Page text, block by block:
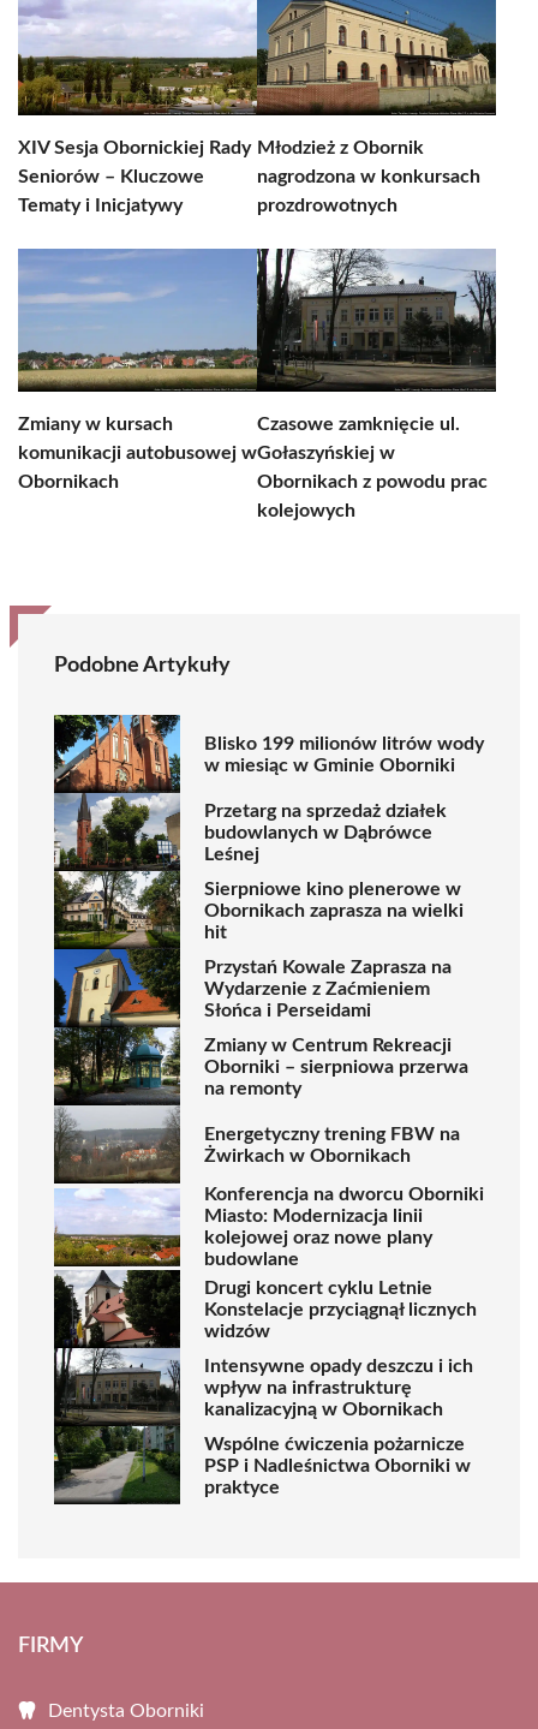
XIV Sesja Obornickiej Rady
Seniorów – Kluczowe
Tematy i Inicjatywy
Młodzież z Obornik
nagrodzona w konkursach
prozdrowotnych
Zmiany w kursach
komunikacji autobusowej w
Obornikach
Czasowe zamknięcie ul.
Gołaszyńskiej w
Obornikach z powodu prac
kolejowych
Podobne Artykuły
Blisko 199 milionów litrów wody
w miesiąc w Gminie Oborniki
Przetarg na sprzedaż działek
budowlanych w Dąbrówce
Leśnej
Sierpniowe kino plenerowe w
Obornikach zaprasza na wielki
hit
Przystań Kowale Zaprasza na
Wydarzenie z Zaćmieniem
Słońca i Perseidami
Zmiany w Centrum Rekreacji
Oborniki – sierpniowa przerwa
na remonty
Energetyczny trening FBW na
Żwirkach w Obornikach
Konferencja na dworcu Oborniki
Miasto: Modernizacja linii
kolejowej oraz nowe plany
budowlane
Drugi koncert cyklu Letnie
Konstelacje przyciągnął licznych
widzów
Intensywne opady deszczu i ich
wpływ na infrastrukturę
kanalizacyjną w Obornikach
Wspólne ćwiczenia pożarnicze
PSP i Nadleśnictwa Oborniki w
praktyce
FIRMY
Dentysta Oborniki